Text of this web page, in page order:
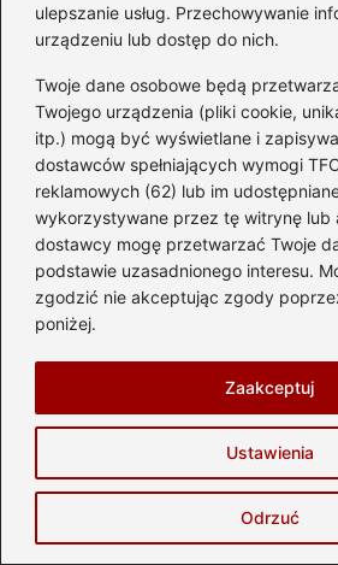
ulepszanie usług. Przechowywanie
urządzeniu lub dostęp do nich.
Twoje dane osobowe będą
Twojego urządzenia (pliki cookie,
itp.) mogą być wyświetlane i
dostawców spełniających wymogi
reklamowych (62) lub im
wykorzystywane przez tę witrynę lub
dostawcy mogę przetwarzać Twoje
podstawie uzasadnionego interesu.
zgodzić nie akceptując zgody
poniżej.
Ustawienia
Odrzuć
Zaakceptuj
Poczytaj więcej
Land Rover Defender z
bezdroży w luksusowym